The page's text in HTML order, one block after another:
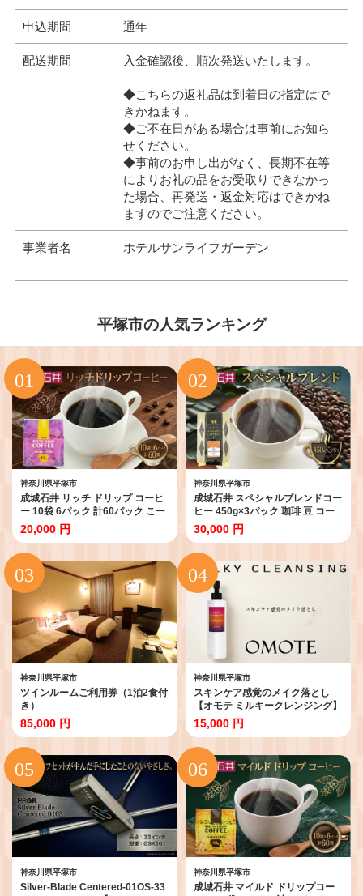
申込期間 通年
配送期間 入金確認後、順次発送いたします。
◆こちらの返礼品は到着日の指定はで
きかねます。
◆ご不在日がある場合は事前にお知ら
せください。
◆事前のお申し出がなく、長期不在等
によりお礼の品をお受取りできなかっ
た場合、再発送・返金対応はできかね
ますのでご注意ください。
事業者名 ホテルサンライフガーデン
平塚市の人気ランキング
神奈川県平塚市
成城石井 リッチ ドリップ コーヒ
ー 10袋 6パック 計60パック こー
ひー コーヒー 珈琲 coffee ko-hi-
KO-HI- co-hi- CO-HI- COFFEE ド
リップ ドリップコーヒー ドリッ
プバッグ 珈琲 使い切り ドリップ
パック 簡単 アラビカ種 ドリップ
パック プレゼント ドリップコー
ヒー ドリップ珈琲 どりっぷ ドリ
ップパック ギフト 送料無料 神奈
川県 平塚市
20,000 円
神奈川県平塚市
成城石井 スペシャルブレンドコー
ヒー 450g×3パック 珈琲 豆 コー
ヒー豆 コーヒー 珈琲豆 香り コク
アラビカ種 プレゼント ギフト 送
料無料 神奈川県 平塚市 【豆】
30,000 円
神奈川県平塚市
ツインルームご利用券（1泊2食付
き）
85,000 円
神奈川県平塚市
スキンケア感覚のメイク落とし
【オモテ ミルキークレンジング】
200mL
15,000 円
神奈川県平塚市
Silver-Blade Centered-01OS-33
神奈川県平塚市
成城石井 マイルド ドリップコー